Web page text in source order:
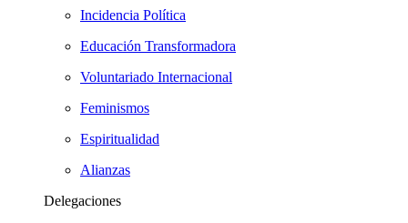
Incidencia Política
Educación Transformadora
Voluntariado Internacional
Feminismos
Espiritualidad
Alianzas
Delegaciones